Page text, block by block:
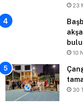
23
10
30